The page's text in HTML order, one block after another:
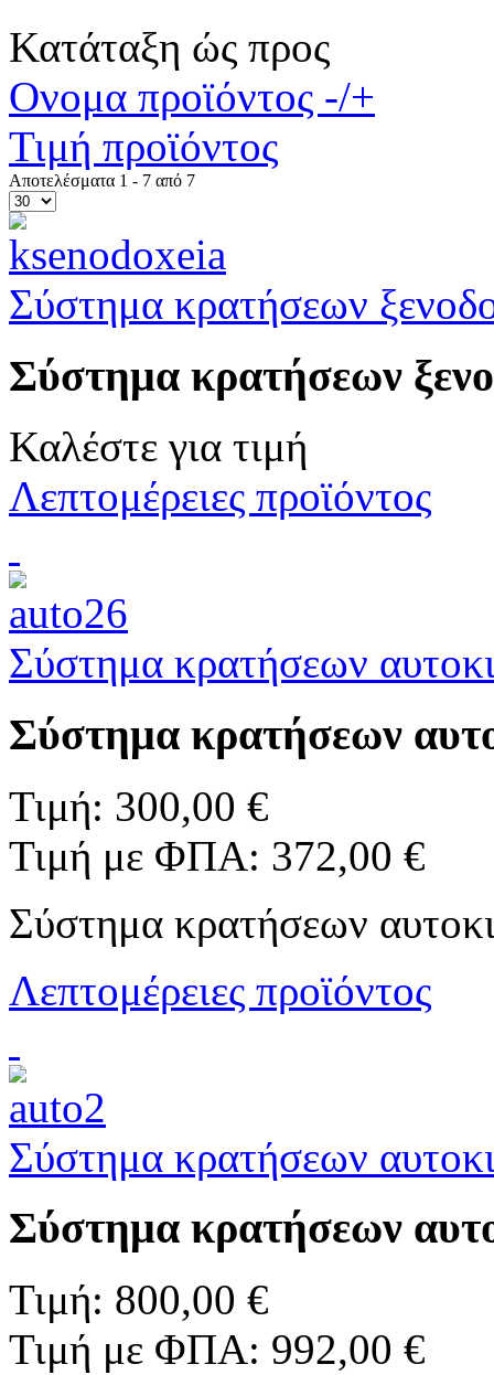
Κατάταξη ώς προς
Ονομα προϊόντος -/+
Τιμή προϊόντος
Αποτελέσματα 1 - 7 από 7
Σύστημα κρατήσεων
Σύστημα κρατήσεων
Καλέστε για τιμή
Λεπτομέρειες προϊόντος
Σύστημα κρατήσεων
Σύστημα κρατήσεων
Τιμή: 300,00 €
Τιμή με ΦΠΑ: 372,00 €
Σύστημα κρατήσεων
Λεπτομέρειες προϊόντος
Σύστημα κρατήσεων
Σύστημα κρατήσεων
Τιμή: 800,00 €
Τιμή με ΦΠΑ: 992,00 €